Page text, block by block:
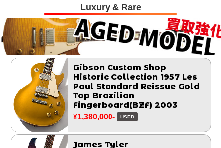
Luxury & Rare
Gibson Custom Shop
Historic Collection 1957 Les
Paul Standard Reissue Gold
Top Brazilian
Fingerboard(BZF) 2003
¥1,380,000- USED
James Tyler